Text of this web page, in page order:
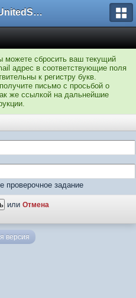
Форум UnitedSouth
сбросить ваш текущий
адрес в соответствующие поля
к регистру букв.
письмо с просьбой о
же ссылкой на дальнейшие
проверочное задание
или Отмена
версия